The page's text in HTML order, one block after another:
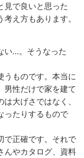
見で良いと思った
え方もあります。
い…。そうなった
うものです。本当に
男性だけで家を建て
大げさではなく、
ったりするもので
で正確です。それで
んやカタログ、資料